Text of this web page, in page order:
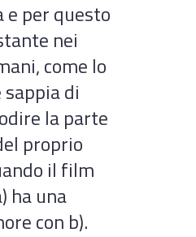
e per questo
nei
come lo
di
la parte
proprio
il film
ha una
con b).